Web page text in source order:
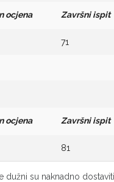
ocjena Završni ispit
71
ocjena Završni ispit
81
su naknadno